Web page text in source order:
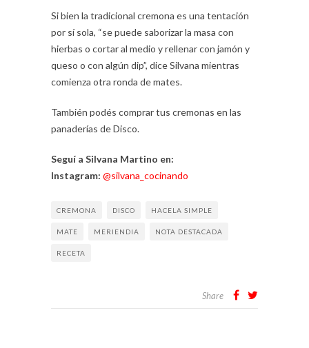
Si bien la tradicional cremona es una tentación
por sí sola, “se puede saborizar la masa con
hierbas o cortar al medio y rellenar con jamón y
queso o con algún dip”, dice Silvana mientras
comienza otra ronda de mates.
También podés comprar tus cremonas en las
panaderías de Disco.
Seguí a Silvana Martino en:
Instagram: @silvana_cocinando
CREMONA DISCO HACELA SIMPLE
MATE MERIENDIA NOTA DESTACADA
RECETA
Share